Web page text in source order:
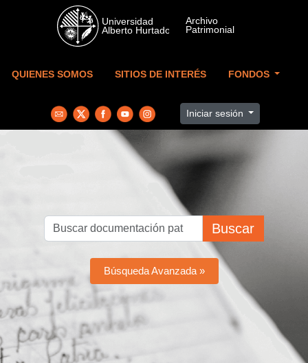
Skip to main content
QUIENES SOMOS SITIOS DE INTERÉS FONDOS
Iniciar sesión
Buscar
Búsqueda Avanzada »